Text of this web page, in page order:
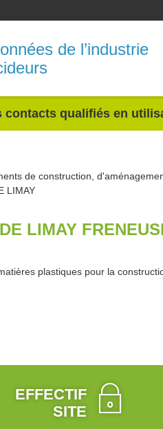
de l’industrie
contacts qualifiés en
de construction,
LIMAY
LIMAY
plastiques pour la
EFFECTIF
SITE